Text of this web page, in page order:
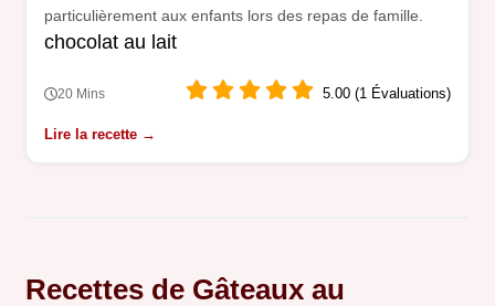
particulièrement aux enfants lors des repas de famille.
chocolat au lait
20 Mins 5.00 (1 Évaluations)
Lire la recette →
Recettes de Gâteaux au